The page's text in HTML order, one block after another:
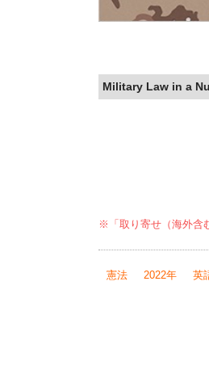
Military Law in a
※「取り寄せ（海外含
憲法 2022年 英